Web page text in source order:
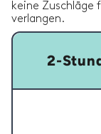
keine Zuschläge
verlangen.
2-